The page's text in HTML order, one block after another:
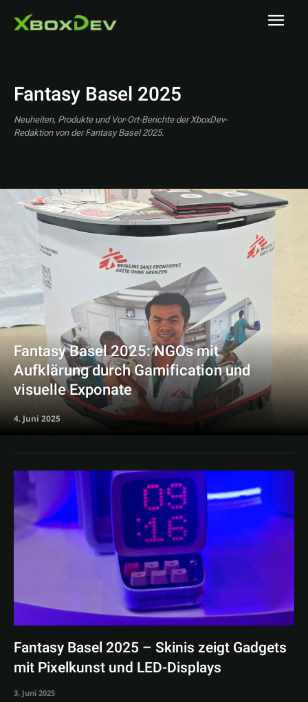
Fantasy Basel 2025
Neuheiten, Produkte und Vor-Ort-Berichte der XboxDev-
Redaktion von der Fantasy Basel 2025.
Fantasy Basel 2025: NGOs mit
Aufklärung durch Gamification und
visuelle Exponate
4. Juni 2025
Fantasy Basel 2025 – Skinis zeigt Gadgets
mit Pixelkunst und LED-Displays
3. Juni 2025